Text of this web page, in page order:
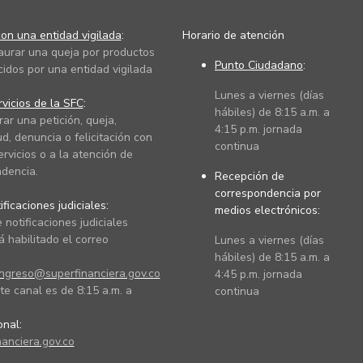
una entidad vigilada:
una queja por productos
por una entidad vigilada
de la SFC:
una petición, queja,
denuncia o felicitación con
o a la atención de
judiciales:
notificaciones judiciales
habilitado el correo
canal es de 8:15 a.m. a
Horario de atención
Punto Ciudadano:
Lunes a viernes (días
hábiles) de 8:15 a.m. a
4:15 p.m. jornada
continua
Recepción de
correspondencia por
medios electrónicos:
Lunes a viernes (días
hábiles) de 8:15 a.m. a
4:45 p.m. jornada
continua